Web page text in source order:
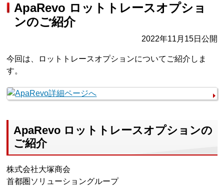
ApaRevo ロットトレースオプショ
ンのご紹介
2022年11月15日公開
今回は、ロットトレースオプションについてご紹介しま
す。
ApaRevo ロットトレースオプションの
ご紹介
株式会社大塚商会
首都圏ソリューショングループ